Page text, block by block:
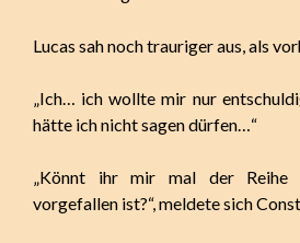
Lucas sah noch trauriger aus, als
„Ich… ich wollte mir nur
hätte ich nicht sagen dürfen…“
„Könnt ihr mir mal der Reihe
vorgefallen ist?“, meldete sich